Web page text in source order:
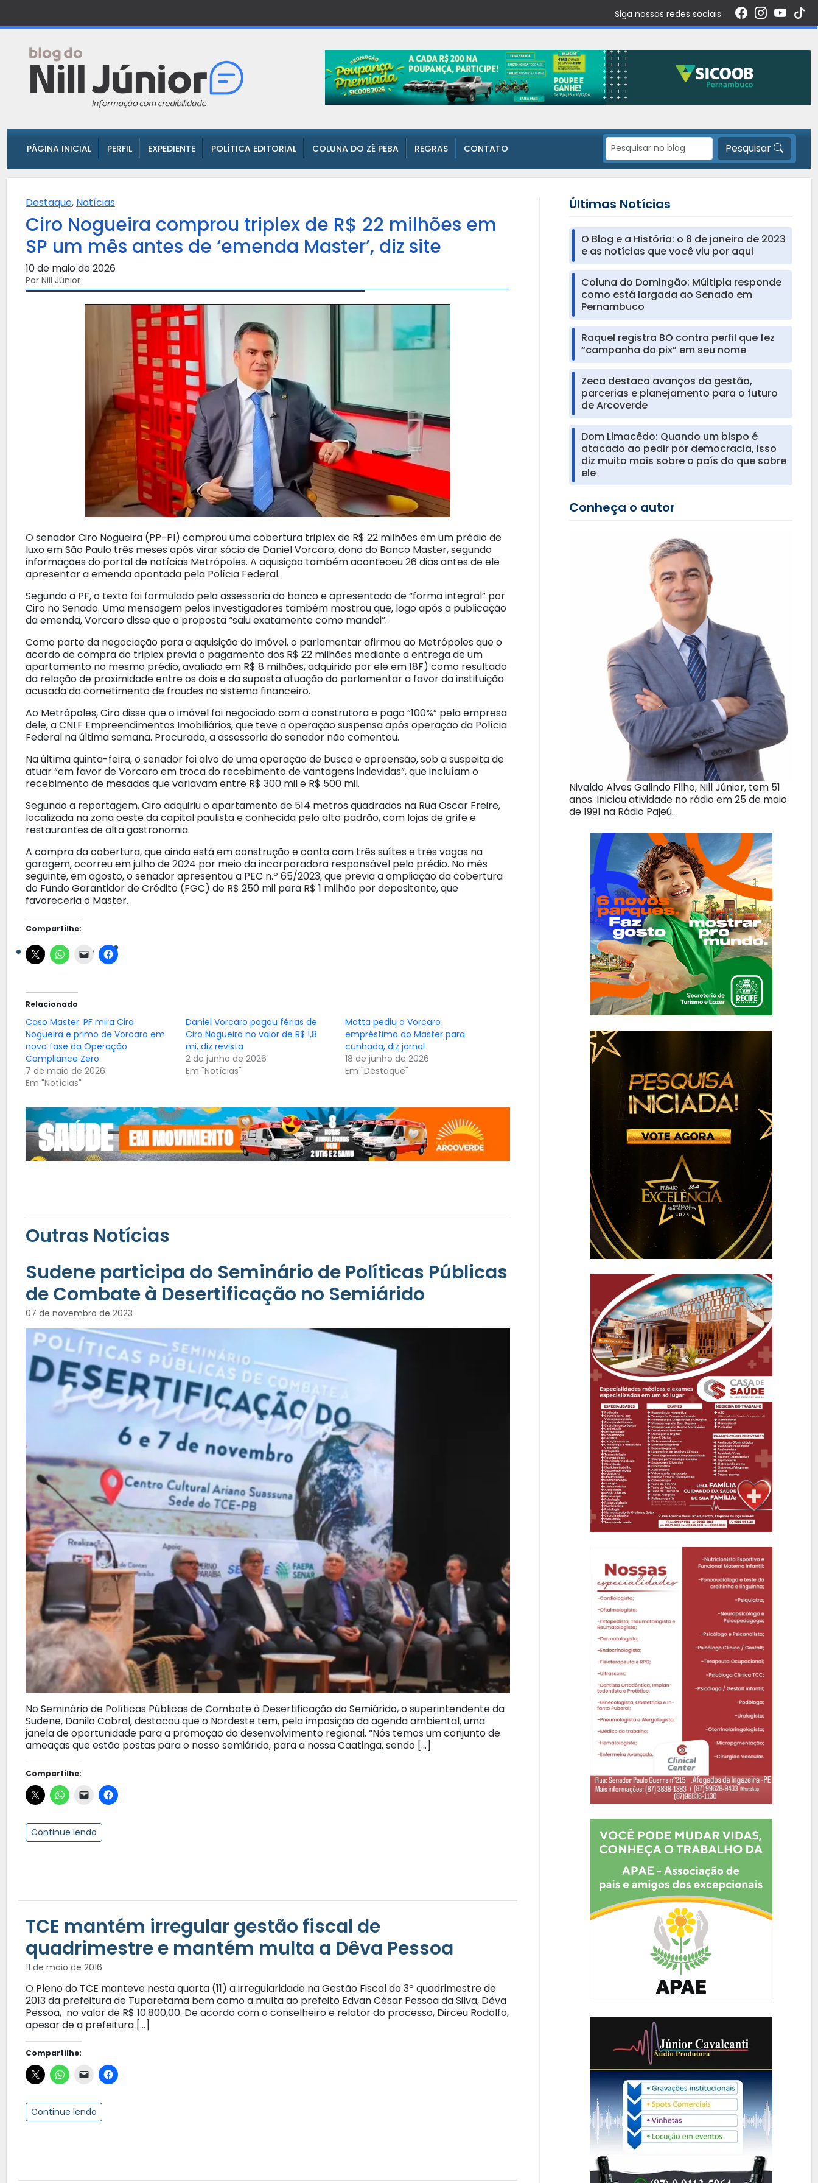
Siga nossas redes sociais:
PÁGINA INICIAL PERFIL EXPEDIENTE POLÍTICA EDITORIAL COLUNA DO ZÉ PEBA REGRAS CONTATO Pesquisar
Destaque, Notícias
Ciro Nogueira comprou triplex de R$ 22 milhões em
SP um mês antes de ‘emenda Master’, diz site
10 de maio de 2026
Por Nill Júnior
O senador Ciro Nogueira (PP-PI) comprou uma cobertura triplex de R$ 22 milhões em um prédio de
luxo em São Paulo três meses após virar sócio de Daniel Vorcaro, dono do Banco Master, segundo
informações do portal de notícias Metrópoles. A aquisição também aconteceu 26 dias antes de ele
apresentar a emenda apontada pela Polícia Federal.
Segundo a PF, o texto foi formulado pela assessoria do banco e apresentado de “forma integral” por
Ciro no Senado. Uma mensagem pelos investigadores também mostrou que, logo após a publicação
da emenda, Vorcaro disse que a proposta “saiu exatamente como mandei”.
Como parte da negociação para a aquisição do imóvel, o parlamentar afirmou ao Metrópoles que o
acordo de compra do triplex previa o pagamento dos R$ 22 milhões mediante a entrega de um
apartamento no mesmo prédio, avaliado em R$ 8 milhões, adquirido por ele em 18F) como resultado
da relação de proximidade entre os dois e da suposta atuação do parlamentar a favor da instituição
acusada do cometimento de fraudes no sistema financeiro.
Ao Metrópoles, Ciro disse que o imóvel foi negociado com a construtora e pago “100%” pela empresa
dele, a CNLF Empreendimentos Imobiliários, que teve a operação suspensa após operação da Polícia
Federal na última semana. Procurada, a assessoria do senador não comentou.
Na última quinta-feira, o senador foi alvo de uma operação de busca e apreensão, sob a suspeita de
atuar “em favor de Vorcaro em troca do recebimento de vantagens indevidas”, que incluíam o
recebimento de mesadas que variavam entre R$ 300 mil e R$ 500 mil.
Segundo a reportagem, Ciro adquiriu o apartamento de 514 metros quadrados na Rua Oscar Freire,
localizada na zona oeste da capital paulista e conhecida pelo alto padrão, com lojas de grife e
restaurantes de alta gastronomia.
A compra da cobertura, que ainda está em construção e conta com três suítes e três vagas na
garagem, ocorreu em julho de 2024 por meio da incorporadora responsável pelo prédio. No mês
seguinte, em agosto, o senador apresentou a PEC n.º 65/2023, que previa a ampliação da cobertura
do Fundo Garantidor de Crédito (FGC) de R$ 250 mil para R$ 1 milhão por depositante, que
favoreceria o Master.
Compartilhe:
Relacionado
Caso Master: PF mira Ciro
Nogueira e primo de Vorcaro em
nova fase da Operação
Compliance Zero
7 de maio de 2026
Em "Notícias"
Daniel Vorcaro pagou férias de
Ciro Nogueira no valor de R$ 1,8
mi, diz revista
2 de junho de 2026
Em "Notícias"
Motta pediu a Vorcaro
empréstimo do Master para
cunhada, diz jornal
18 de junho de 2026
Em "Destaque"
Outras Notícias
Sudene participa do Seminário de Políticas Públicas
de Combate à Desertificação no Semiárido
07 de novembro de 2023
No Seminário de Políticas Públicas de Combate à Desertificação do Semiárido, o superintendente da
Sudene, Danilo Cabral, destacou que o Nordeste tem, pela imposição da agenda ambiental, uma
janela de oportunidade para a promoção do desenvolvimento regional. “Nós temos um conjunto de
ameaças que estão postas para o nosso semiárido, para a nossa Caatinga, sendo […]
Compartilhe:
Continue lendo
TCE mantém irregular gestão fiscal de
quadrimestre e mantém multa a Dêva Pessoa
11 de maio de 2016
O Pleno do TCE manteve nesta quarta (11) a irregularidade na Gestão Fiscal do 3º quadrimestre de
2013 da prefeitura de Tuparetama bem como a multa ao prefeito Edvan César Pessoa da Silva, Dêva
Pessoa, no valor de R$ 10.800,00. De acordo com o conselheiro e relator do processo, Dirceu Rodolfo,
apesar de a prefeitura […]
Compartilhe:
Continue lendo
Últimas Notícias
O Blog e a História: o 8 de janeiro de 2023
e as notícias que você viu por aqui
Coluna do Domingão: Múltipla responde
como está largada ao Senado em
Pernambuco
Raquel registra BO contra perfil que fez
“campanha do pix” em seu nome
Zeca destaca avanços da gestão,
parcerias e planejamento para o futuro
de Arcoverde
Dom Limacêdo: Quando um bispo é
atacado ao pedir por democracia, isso
diz muito mais sobre o país do que sobre
ele
Conheça o autor
Nivaldo Alves Galindo Filho, Nill Júnior, tem 51
anos. Iniciou atividade no rádio em 25 de maio
de 1991 na Rádio Pajeú.